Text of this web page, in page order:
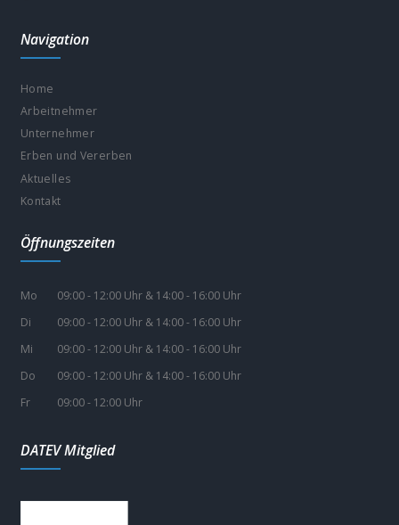
Navigation
Home
Arbeitnehmer
Unternehmer
Erben und Vererben
Aktuelles
Kontakt
Öffnungszeiten
Mo
09:00 - 12:00 Uhr & 14:00 - 16:00 Uhr
Di
09:00 - 12:00 Uhr & 14:00 - 16:00 Uhr
Mi
09:00 - 12:00 Uhr & 14:00 - 16:00 Uhr
Do
09:00 - 12:00 Uhr & 14:00 - 16:00 Uhr
Fr
09:00 - 12:00 Uhr
DATEV Mitglied